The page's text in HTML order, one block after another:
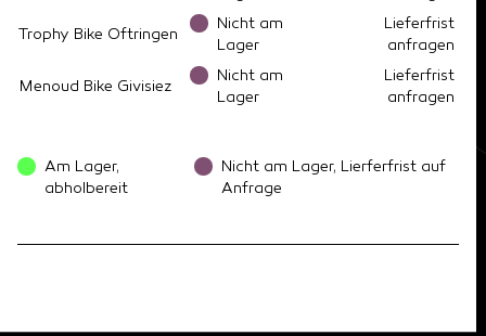
Trophy Bike Oftringen
Nicht am
Lager
Lieferfrist
anfragen
Menoud Bike Givisiez
Nicht am
Lager
Lieferfrist
anfragen
Am Lager,
abholbereit
Nicht am Lager, Lierferfrist auf
Anfrage